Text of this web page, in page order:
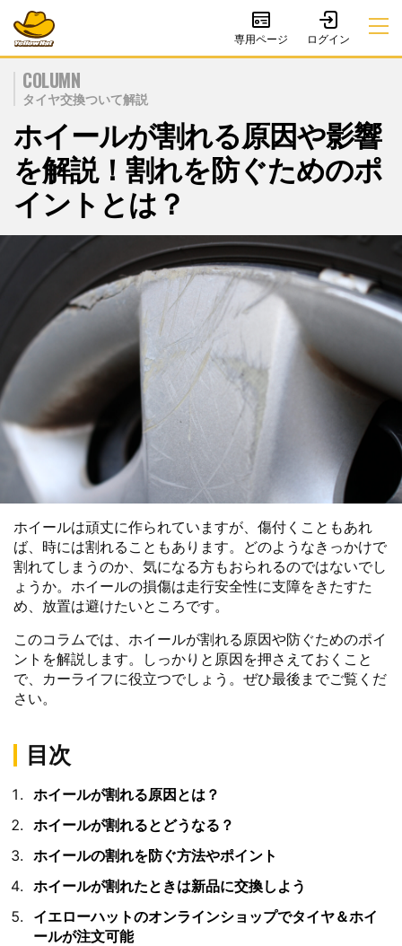
専用ページ
COLUMN
タイヤ交換ついて解説
ホイールが割れる原因や影響
を解説！割れを防ぐためのポ
イントとは？
ホイールは頑丈に作られていますが、傷付くこともあれ
ば、時には割れることもあります。どのようなきっかけで
割れてしまうのか、気になる方もおられるのではないでし
ょうか。ホイールの損傷は走行安全性に支障をきたすた
め、放置は避けたいところです。
このコラムでは、ホイールが割れる原因や防ぐためのポイ
ントを解説します。しっかりと原因を押さえておくこと
で、カーライフに役立つでしょう。ぜひ最後までご覧くだ
さい。
目次
ホイールが割れる原因とは？
ホイールが割れるとどうなる？
ホイールの割れを防ぐ方法やポイント
ホイールが割れたときは新品に交換しよう
イエローハットのオンラインショップでタイヤ＆ホイ
ールが注文可能